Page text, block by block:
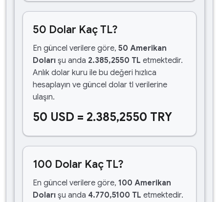
50 Dolar Kaç TL?
En güncel verilere göre, 50 Amerikan
Doları şu anda 2.385,2550 TL etmektedir.
Anlık dolar kuru ile bu değeri hızlıca
hesaplayın ve güncel dolar tl verilerine
ulaşın.
50 USD = 2.385,2550 TRY
100 Dolar Kaç TL?
En güncel verilere göre, 100 Amerikan
Doları şu anda 4.770,5100 TL etmektedir.